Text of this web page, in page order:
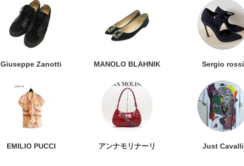
Giuseppe Zanotti MANOLO BLAHNIK Sergio rossi
EMILIO PUCCI アンナモリナーリ Just Cavalli